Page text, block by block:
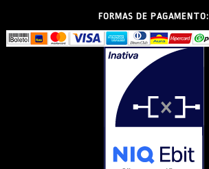
FORMAS DE PAGAMENTO: